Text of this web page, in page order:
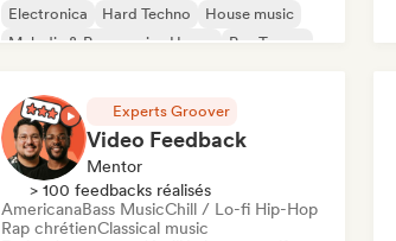
Electronica
Hard Techno
House music
Melodic & Progressive House
Psy-Trance
Experts Groover
Video Feedback
Mentor
> 100 feedbacks réalisés
AmericanaBass MusicChill / Lo-fi Hip-Hop
Rap chrétienClassical music